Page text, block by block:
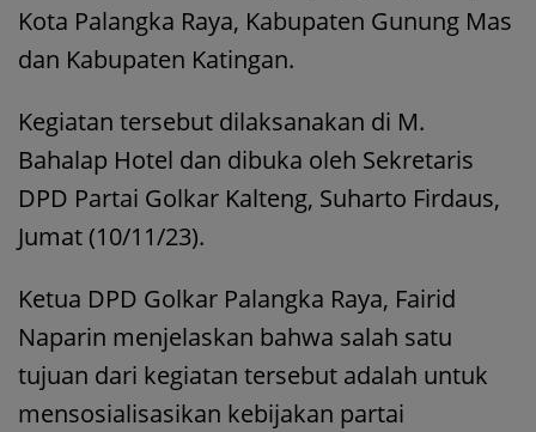
Kota Palangka Raya, Kabupaten Gunung Mas
dan Kabupaten Katingan.
Kegiatan tersebut dilaksanakan di M.
Bahalap Hotel dan dibuka oleh Sekretaris
DPD Partai Golkar Kalteng, Suharto Firdaus,
Jumat (10/11/23).
Ketua DPD Golkar Palangka Raya, Fairid
Naparin menjelaskan bahwa salah satu
tujuan dari kegiatan tersebut adalah untuk
mensosialisasikan kebijakan partai